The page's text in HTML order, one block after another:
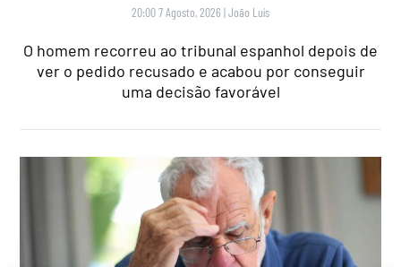
20:00 7 Agosto, 2026 |João Luís
O homem recorreu ao tribunal espanhol depois de
ver o pedido recusado e acabou por conseguir
uma decisão favorável